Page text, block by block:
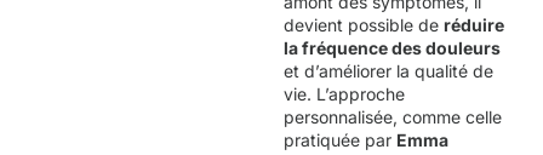
devient possible de réduire
la fréquence des douleurs
et d’améliorer la qualité de
vie. L’approche
personnalisée, comme celle
pratiquée par Emma